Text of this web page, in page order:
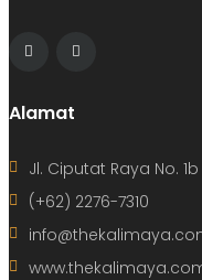
Alamat
Jl. Ciputat Raya No.
(+62) 2276-7310